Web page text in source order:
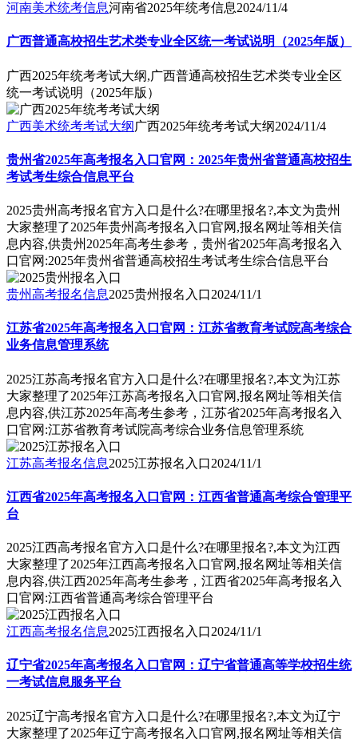
河南美术统考信息河南省2025年统考信息2024/11/4
广西普通高校招生艺术类专业全区统一考试说明（2025年版）
广西2025年统考考试大纲,广西普通高校招生艺术类专业全区
统一考试说明（2025年版）
广西美术统考考试大纲 广西2025年统考考试大纲2024/11/4
贵州省2025年高考报名入口官网：2025年贵州省普通高校招生
考试考生综合信息平台
2025贵州高考报名官方入口是什么?在哪里报名?,本文为贵州
大家整理了2025年贵州高考报名入口官网,报名网址等相关信
息内容,供贵州2025年高考生参考，贵州省2025年高考报名入
口官网:2025年贵州省普通高校招生考试考生综合信息平台
贵州高考报名信息2025贵州报名入口2024/11/1
江苏省2025年高考报名入口官网：江苏省教育考试院高考综合
业务信息管理系统
2025江苏高考报名官方入口是什么?在哪里报名?,本文为江苏
大家整理了2025年江苏高考报名入口官网,报名网址等相关信
息内容,供江苏2025年高考生参考，江苏省2025年高考报名入
口官网:江苏省教育考试院高考综合业务信息管理系统
江苏高考报名信息2025江苏报名入口2024/11/1
江西省2025年高考报名入口官网：江西省普通高考综合管理平
台
2025江西高考报名官方入口是什么?在哪里报名?,本文为江西
大家整理了2025年江西高考报名入口官网,报名网址等相关信
息内容,供江西2025年高考生参考，江西省2025年高考报名入
口官网:江西省普通高考综合管理平台
江西高考报名信息2025江西报名入口2024/11/1
辽宁省2025年高考报名入口官网：辽宁省普通高等学校招生统
一考试信息服务平台
2025辽宁高考报名官方入口是什么?在哪里报名?,本文为辽宁
大家整理了2025年辽宁高考报名入口官网,报名网址等相关信